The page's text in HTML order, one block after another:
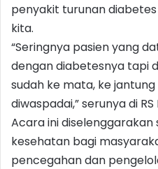
penyakit turunan
kita.
“Seringnya pasien yang
dengan diabetesnya tapi
sudah ke mata, ke
diwaspadai,” serunya di
Acara ini diselenggarakan
kesehatan bagi
pencegahan dan